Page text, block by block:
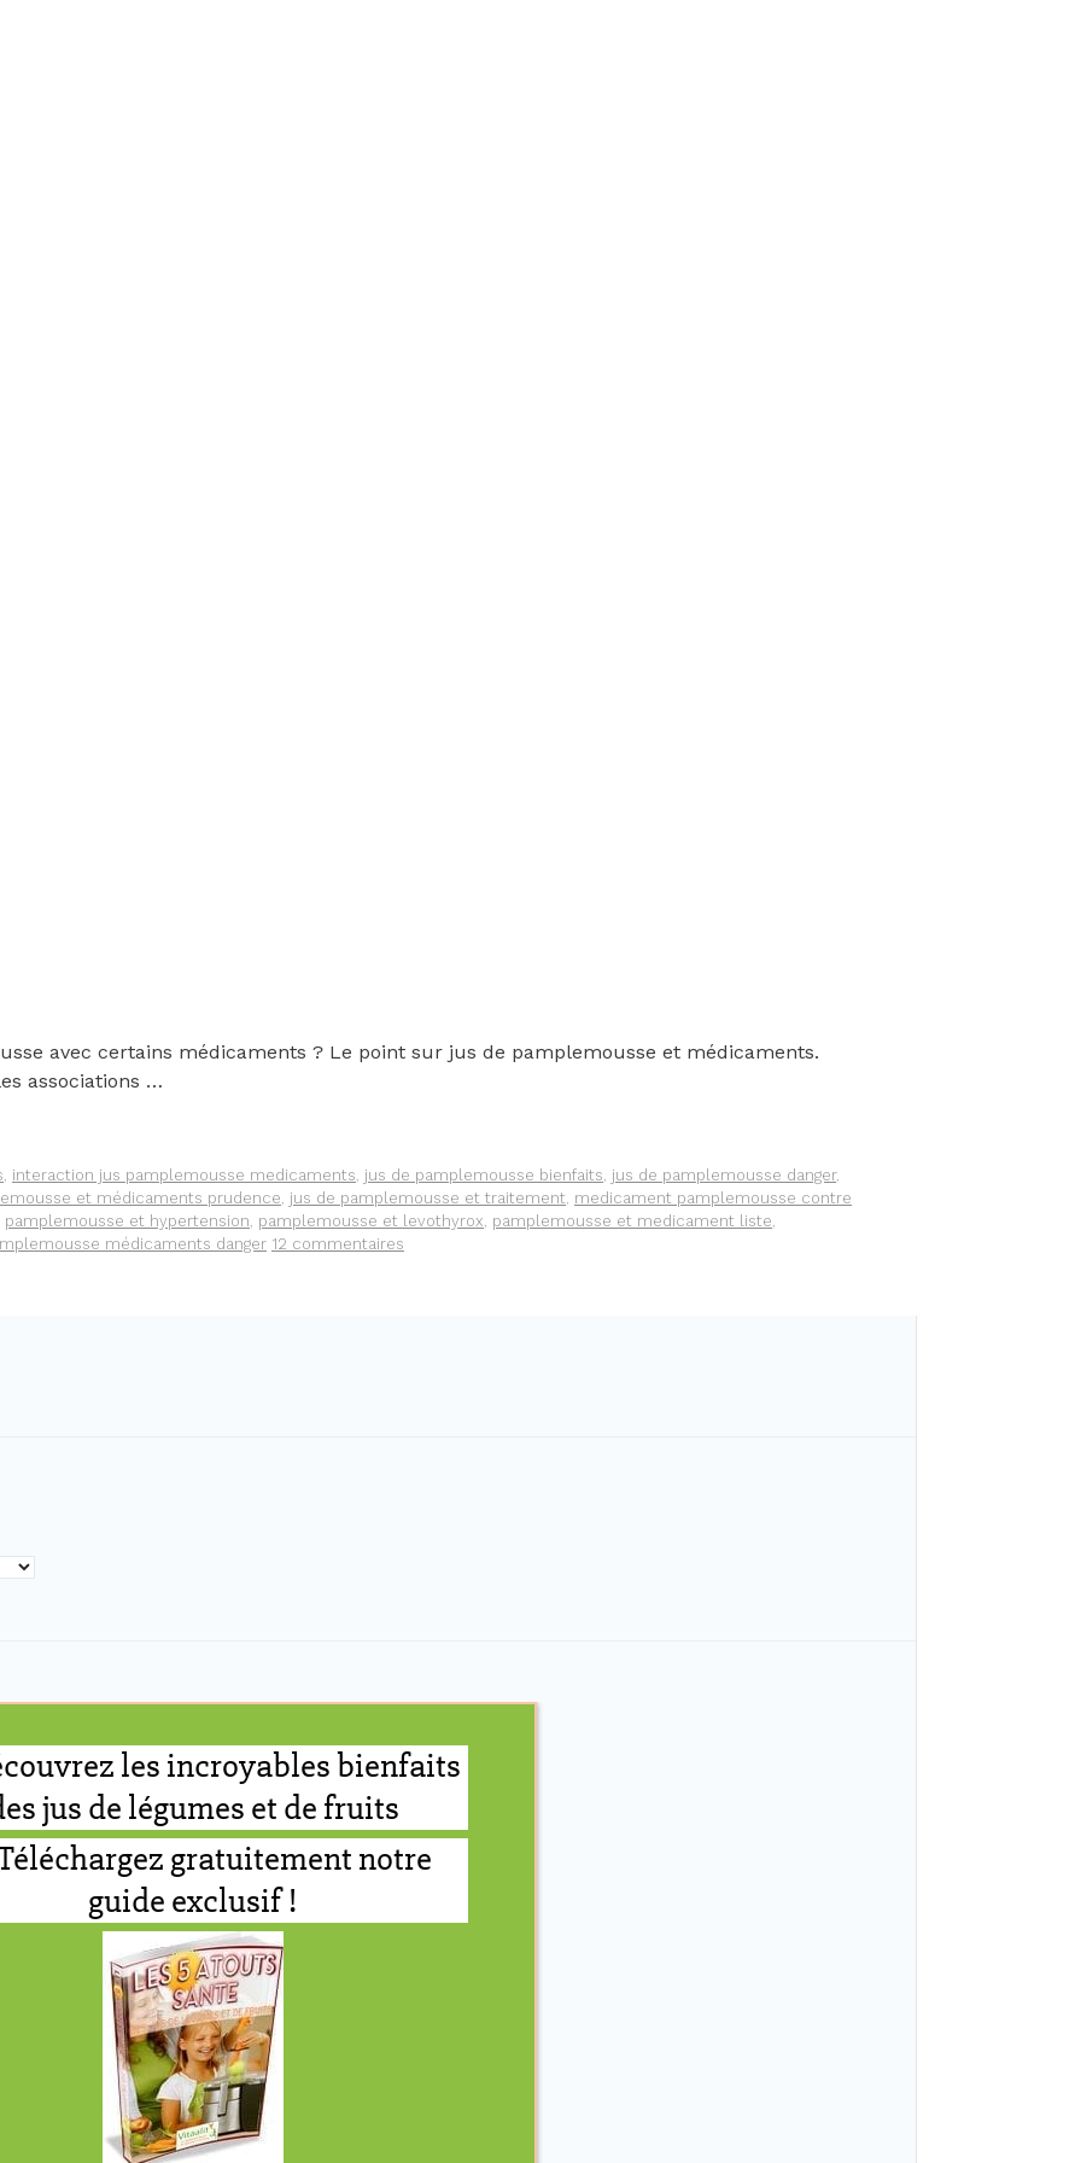
avec certains médicaments ? Le point sur jus de pamplemousse et médicaments.
associations …
, interaction jus pamplemousse medicaments, jus de pamplemousse bienfaits, jus de pamplemousse danger,
et médicaments prudence, jus de pamplemousse et traitement, medicament pamplemousse contre
pamplemousse et hypertension, pamplemousse et levothyrox, pamplemousse et medicament liste,
médicaments danger 12 commentaires